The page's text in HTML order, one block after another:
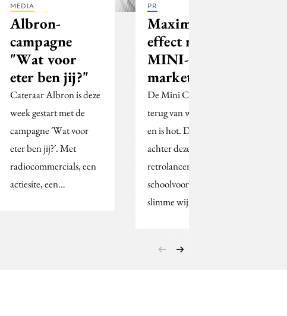
MEDIA
Albron-
campagne
"Wat voor
eter ben jij?"
Cateraar Albron is deze
week gestart met de
campagne ´Wat voor
eter ben jij?´. Met
radiocommercials, een
actiesite, een…
PR
Maximaal
effect met
MINI-
marketing
De Mini Cooper is
terug van weggeweest,
en is hot. De marketing
achter deze
retrolancering is een
schoolvoorbeeld van de
slimme wijze…